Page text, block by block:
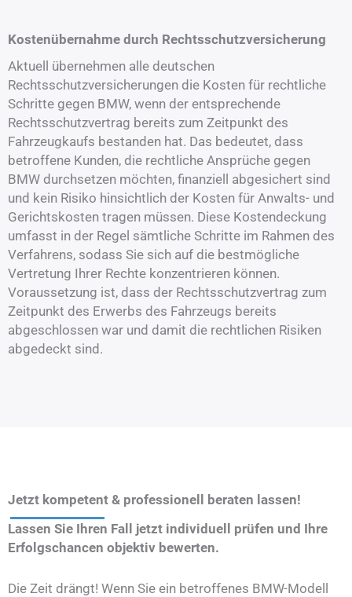
Kostenübernahme durch Rechtsschutzversicherung
Aktuell übernehmen alle deutschen
Rechtsschutzversicherungen die Kosten für rechtliche
Schritte gegen BMW, wenn der entsprechende
Rechtsschutzvertrag bereits zum Zeitpunkt des
Fahrzeugkaufs bestanden hat. Das bedeutet, dass
betroffene Kunden, die rechtliche Ansprüche gegen
BMW durchsetzen möchten, finanziell abgesichert sind
und kein Risiko hinsichtlich der Kosten für Anwalts- und
Gerichtskosten tragen müssen. Diese Kostendeckung
umfasst in der Regel sämtliche Schritte im Rahmen des
Verfahrens, sodass Sie sich auf die bestmögliche
Vertretung Ihrer Rechte konzentrieren können.
Voraussetzung ist, dass der Rechtsschutzvertrag zum
Zeitpunkt des Erwerbs des Fahrzeugs bereits
abgeschlossen war und damit die rechtlichen Risiken
abgedeckt sind.
Jetzt kompetent & professionell beraten lassen!
Lassen Sie Ihren Fall jetzt individuell prüfen und Ihre
Erfolgschancen objektiv bewerten.
Die Zeit drängt! Wenn Sie ein betroffenes BMW-Modell